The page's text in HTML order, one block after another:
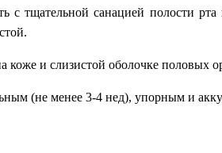
с тщательной санацией полости
коже и слизистой оболочке половых
(не менее 3-4 нед), упорным и